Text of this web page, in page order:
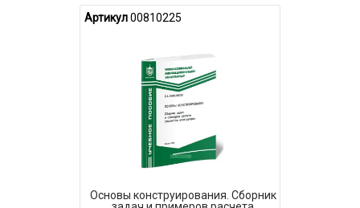
Артикул00810225
Основы конструирования. Сборник